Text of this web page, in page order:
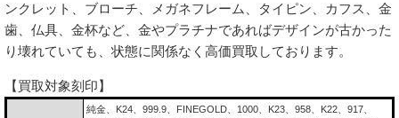
ンクレット、ブローチ、メガネフレーム、タイピン、カフス、金
歯、仏具、金杯など、金やプラチナであればデザインが古かった
り壊れていても、状態に関係なく高価買取しております。
【買取対象刻印】
純金、K24、999.9、FINEGOLD、1000、K23、958、K22、917、